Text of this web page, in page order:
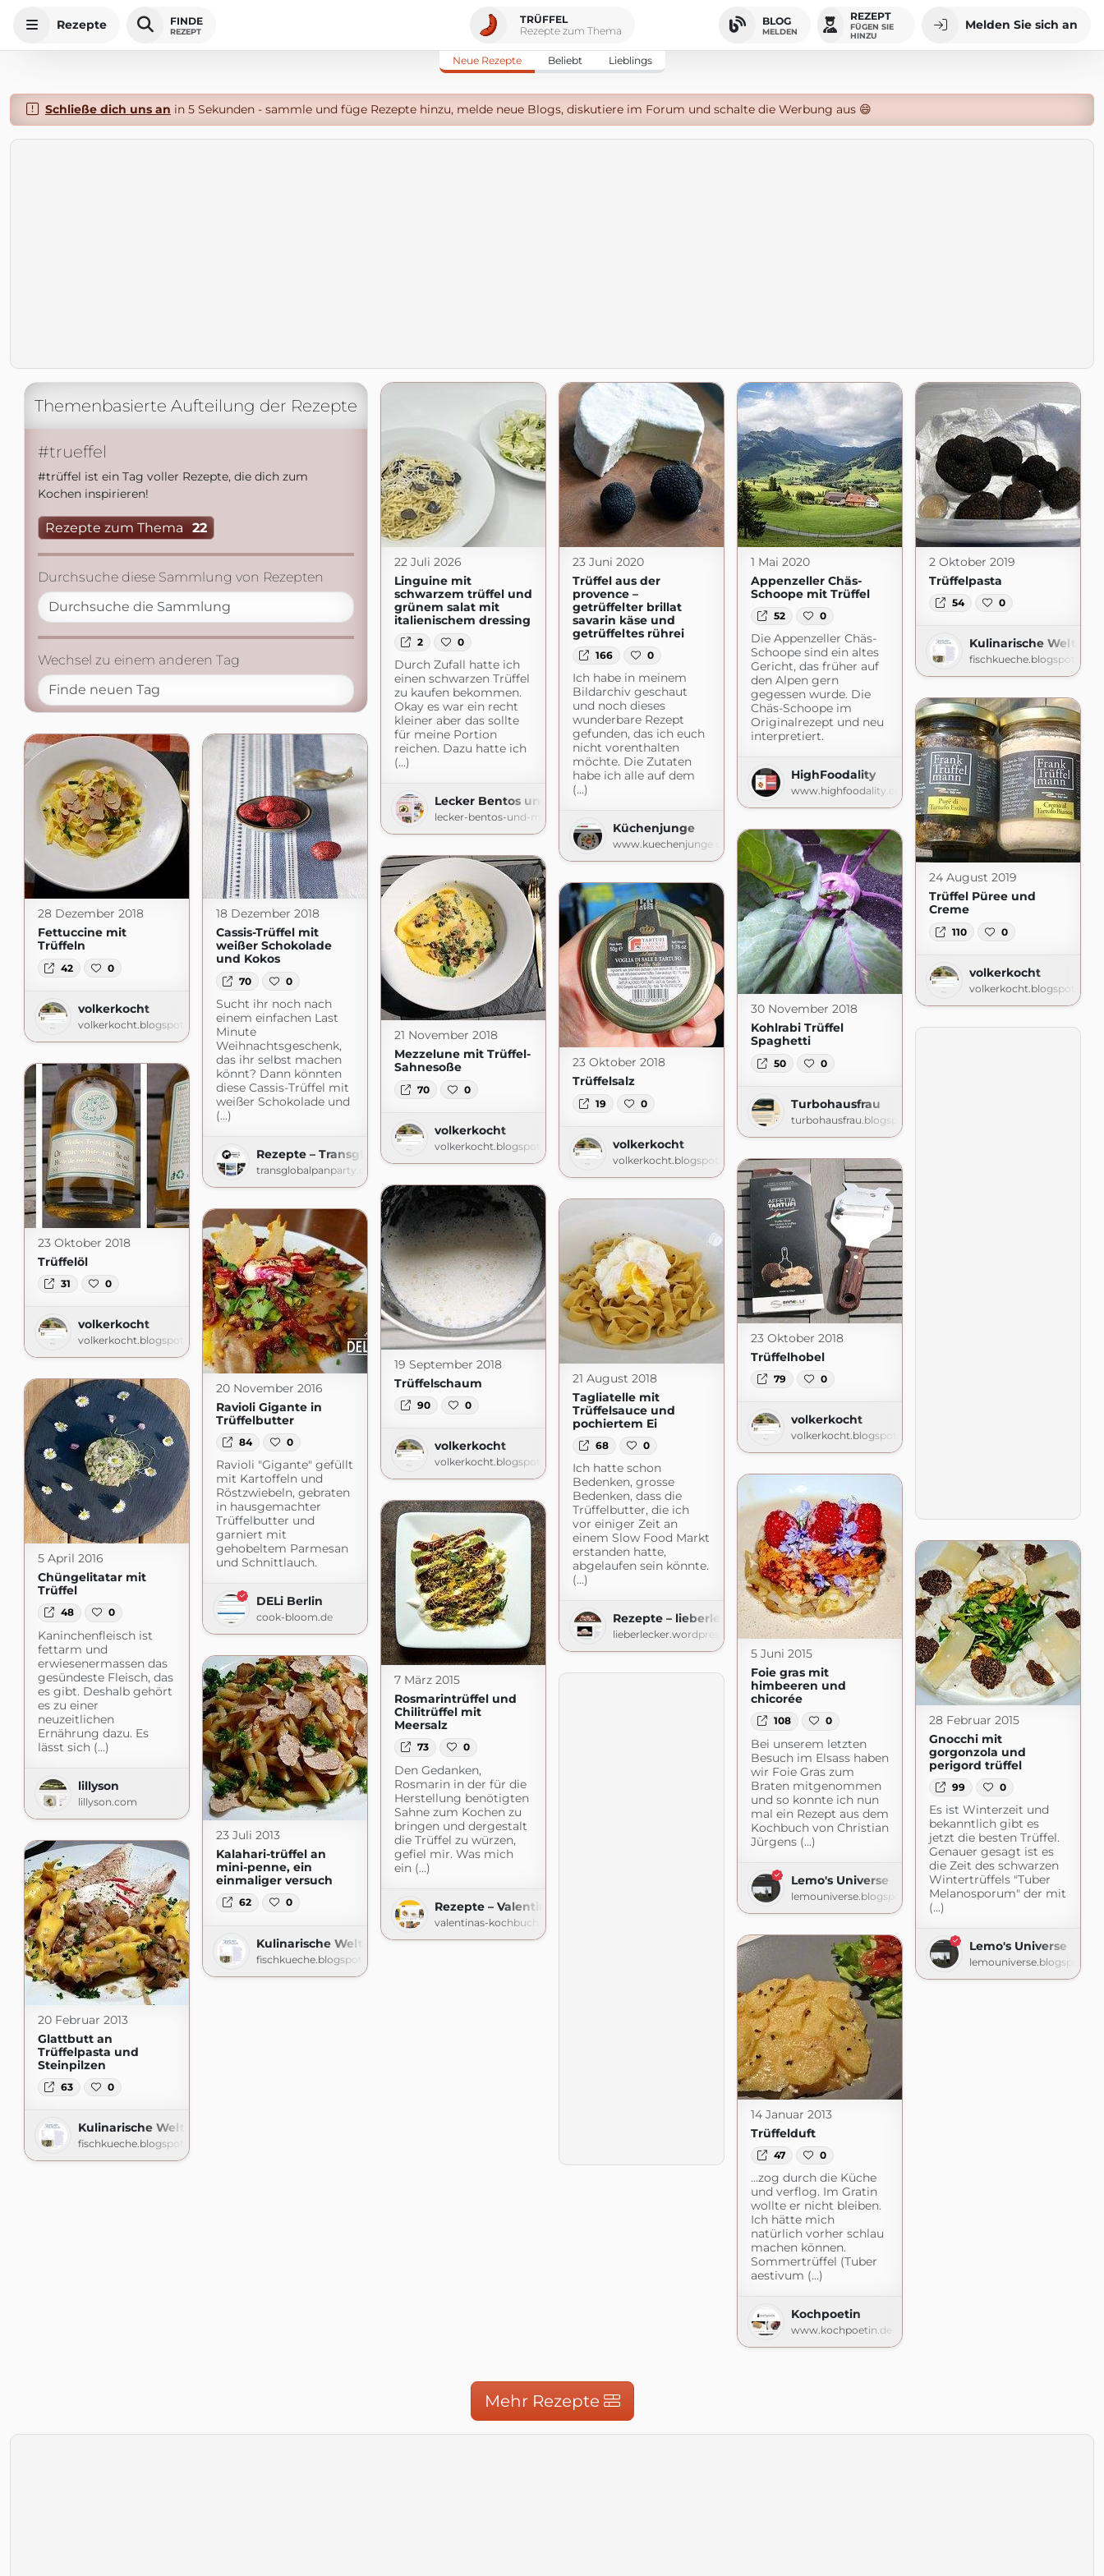
Rezepte FINDE
REZEPT
TRÜFFEL
Rezepte zum Thema
BLOG
MELDEN
REZEPT
FÜGEN SIE
HINZU
Melden Sie sich an
Neue Rezepte Beliebt Lieblings
Schließe dich uns an in 5 Sekunden - sammle und füge Rezepte hinzu, melde neue Blogs, diskutiere im Forum und schalte die Werbung aus 😄
Themenbasierte Aufteilung der Rezepte
#trueffel
#trüffel ist ein Tag voller Rezepte, die dich zum
Kochen inspirieren!
Rezepte zum Thema 22
Durchsuche diese Sammlung von Rezepten
Wechsel zu einem anderen Tag
22 Juli 2026
Linguine mit
schwarzem trüffel und
grünem salat mit
italienischem dressing
2 0
Durch Zufall hatte ich
einen schwarzen Trüffel
zu kaufen bekommen.
Okay es war ein recht
kleiner aber das sollte
für meine Portion
reichen. Dazu hatte ich
(...)
Lecker Bentos und mehr
lecker-bentos-und-mehr.blogspot.com
23 Juni 2020
Trüffel aus der
provence –
getrüffelter brillat
savarin käse und
getrüffeltes rührei
166 0
Ich habe in meinem
Bildarchiv geschaut
und noch dieses
wunderbare Rezept
gefunden, das ich euch
nicht vorenthalten
möchte. Die Zutaten
habe ich alle auf dem
(...)
Küchenjunge
www.kuechenjunge.com
1 Mai 2020
Appenzeller Chäs-
Schoope mit Trüffel
52 0
Die Appenzeller Chäs-
Schoope sind ein altes
Gericht, das früher auf
den Alpen gern
gegessen wurde. Die
Chäs-Schoope im
Originalrezept und neu
interpretiert.
HighFoodality
www.highfoodality.com
2 Oktober 2019
Trüffelpasta
54 0
Kulinarische Welten
fischkueche.blogspot.com
24 August 2019
Trüffel Püree und
Creme
110 0
volkerkocht
volkerkocht.blogspot.com
28 Dezember 2018
Fettuccine mit
Trüffeln
42 0
volkerkocht
volkerkocht.blogspot.com
18 Dezember 2018
Cassis-Trüffel mit
weißer Schokolade
und Kokos
70 0
Sucht ihr noch nach
einem einfachen Last
Minute
Weihnachtsgeschenk,
das ihr selbst machen
könnt? Dann könnten
diese Cassis-Trüffel mit
weißer Schokolade und
(...)
Rezepte – Transglobal Pan Party
transglobalpanparty.com
30 November 2018
Kohlrabi Trüffel
Spaghetti
50 0
Turbohausfrau
turbohausfrau.blogspot.com
21 November 2018
Mezzelune mit Trüffel-
Sahnesoße
70 0
volkerkocht
volkerkocht.blogspot.com
23 Oktober 2018
Trüffelsalz
19 0
volkerkocht
volkerkocht.blogspot.com
23 Oktober 2018
Trüffelöl
31 0
volkerkocht
volkerkocht.blogspot.com
23 Oktober 2018
Trüffelhobel
79 0
volkerkocht
volkerkocht.blogspot.com
19 September 2018
Trüffelschaum
90 0
volkerkocht
volkerkocht.blogspot.com
21 August 2018
Tagliatelle mit
Trüffelsauce und
pochiertem Ei
68 0
Ich hatte schon
Bedenken, grosse
Bedenken, dass die
Trüffelbutter, die ich
vor einiger Zeit an
einem Slow Food Markt
erstanden hatte,
abgelaufen sein könnte.
(...)
Rezepte – lieberlecker
lieberlecker.wordpress.com
20 November 2016
Ravioli Gigante in
Trüffelbutter
84 0
Ravioli "Gigante" gefüllt
mit Kartoffeln und
Röstzwiebeln, gebraten
in hausgemachter
Trüffelbutter und
garniert mit
gehobeltem Parmesan
und Schnittlauch.
DELi Berlin
cook-bloom.de
5 April 2016
Chüngelitatar mit
Trüffel
48 0
Kaninchenfleisch ist
fettarm und
erwiesenermassen das
gesündeste Fleisch, das
es gibt. Deshalb gehört
es zu einer
neuzeitlichen
Ernährung dazu. Es
lässt sich (...)
lillyson
lillyson.com
5 Juni 2015
Foie gras mit
himbeeren und
chicorée
108 0
Bei unserem letzten
Besuch im Elsass haben
wir Foie Gras zum
Braten mitgenommen
und so konnte ich nun
mal ein Rezept aus dem
Kochbuch von Christian
Jürgens (...)
Lemo's Universe
lemouniverse.blogspot.com
7 März 2015
Rosmarintrüffel und
Chilitrüffel mit
Meersalz
73 0
Den Gedanken,
Rosmarin in der für die
Herstellung benötigten
Sahne zum Kochen zu
bringen und dergestalt
die Trüffel zu würzen,
gefiel mir. Was mich
ein (...)
Rezepte – Valentinas-Kochbuch.de
valentinas-kochbuch.de
28 Februar 2015
Gnocchi mit
gorgonzola und
perigord trüffel
99 0
Es ist Winterzeit und
bekanntlich gibt es
jetzt die besten Trüffel.
Genauer gesagt ist es
die Zeit des schwarzen
Wintertrüffels "Tuber
Melanosporum" der mit
(...)
Lemo's Universe
23 Juli 2013
Kalahari-trüffel an
mini-penne, ein
einmaliger versuch
62 0
Kulinarische Welten zu Fisch- und Meeresfrucht
fischkueche.blogspot.com
20 Februar 2013
Glattbutt an
Trüffelpasta und
Steinpilzen
63 0
Kulinarische Welten zu Fisch- und Meeresfrucht
fischkueche.blogspot.com
14 Januar 2013
Trüffelduft
47 0
…zog durch die Küche
und verflog. Im Gratin
wollte er nicht bleiben.
Ich hätte mich
natürlich vorher schlau
machen können.
Sommertrüffel (Tuber
aestivum (...)
Kochpoetin
www.kochpoetin.de
Mehr Rezepte